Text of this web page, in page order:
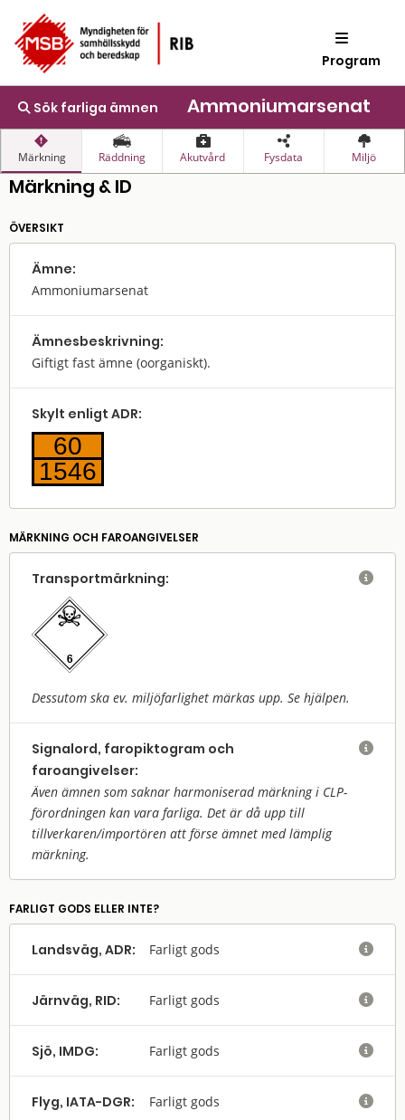
Program
Sök farliga ämnen Ammoniumarsenat
Märkning Räddning Akutvård Fysdata Miljö
Märkning & ID
ÖVERSIKT
Ämne:
Ammoniumarsenat
Ämnes­beskrivning:
Giftigt fast ämne (oorganiskt).
Skylt enligt ADR:
60
1546
MÄRKNING OCH FAROANGIVELSER
Transport­märkning:
Dessutom ska ev. miljöfarlighet märkas upp. Se hjälpen.

Signalord, faropiktogram och
faroangivelser:
Även ämnen som saknar harmoniserad märkning i CLP-
förordningen kan vara farliga. Det är då upp till
tillverkaren/importören att förse ämnet med lämplig
märkning.

FARLIGT GODS ELLER INTE?
Landsväg, ADR: Farligt gods 
Järnväg, RID: Farligt gods 
Sjö, IMDG: Farligt gods 
Flyg, IATA-DGR: Farligt gods 